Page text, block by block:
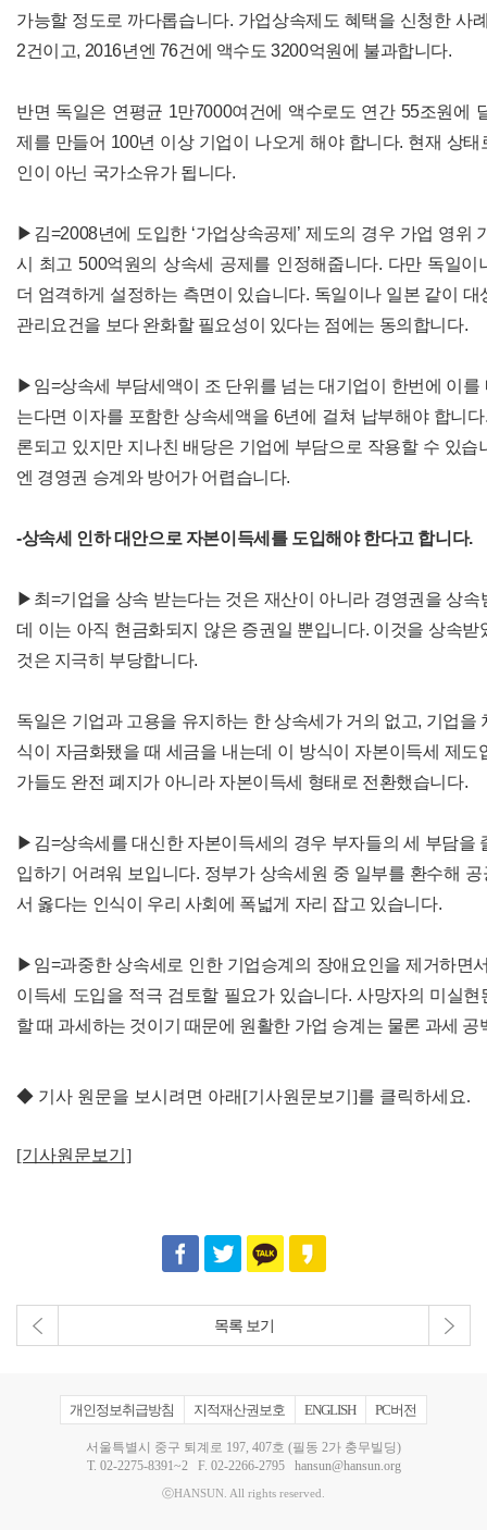
가능할 정도로 까다롭습니다. 가업상속제도 혜택을 신청한 사
2건이고, 2016년엔 76건에 액수도 3200억원에 불과합니다.
반면 독일은 연평균 1만7000여건에 액수로도 연간 55조원에
제를 만들어 100년 이상 기업이 나오게 해야 합니다. 현재 상
인이 아닌 국가소유가 됩니다.
▶김=2008년에 도입한 ‘가업상속공제’ 제도의 경우 가업 영위
시 최고 500억원의 상속세 공제를 인정해줍니다. 다만 독일
더 엄격하게 설정하는 측면이 있습니다. 독일이나 일본 같이
관리요건을 보다 완화할 필요성이 있다는 점에는 동의합니다.
▶임=상속세 부담세액이 조 단위를 넘는 대기업이 한번에 이
는다면 이자를 포함한 상속세액을 6년에 걸쳐 납부해야 합니
론되고 있지만 지나친 배당은 기업에 부담으로 작용할 수 있
엔 경영권 승계와 방어가 어렵습니다.
-상속세 인하 대안으로 자본이득세를 도입해야 한다고 합니다.
▶최=기업을 상속 받는다는 것은 재산이 아니라 경영권을 상
데 이는 아직 현금화되지 않은 증권일 뿐입니다. 이것을 상속
것은 지극히 부당합니다.
독일은 기업과 고용을 유지하는 한 상속세가 거의 없고, 기업을
식이 자금화됐을 때 세금을 내는데 이 방식이 자본이득세 제
가들도 완전 폐지가 아니라 자본이득세 형태로 전환했습니다.
▶김=상속세를 대신한 자본이득세의 경우 부자들의 세 부담을
입하기 어려워 보입니다. 정부가 상속세원 중 일부를 환수해
서 옳다는 인식이 우리 사회에 폭넓게 자리 잡고 있습니다.
▶임=과중한 상속세로 인한 기업승계의 장애요인을 제거하면
이득세 도입을 적극 검토할 필요가 있습니다. 사망자의 미실
할 때 과세하는 것이기 때문에 원활한 가업 승계는 물론 과세
◆ 기사 원문을 보시려면 아래[기사원문보기]를 클릭하세요.
[기사원문보기]
목록 보기
개인정보취급방침 지적재산권보호 ENGLISH PC버전
서울특별시 중구 퇴계로 197, 407호 (필동 2가 충무빌딩)
T. 02-2275-8391~2F. 02-2266-2795 hansun@hansun.org
ⓒHANSUN. All rights reserved.